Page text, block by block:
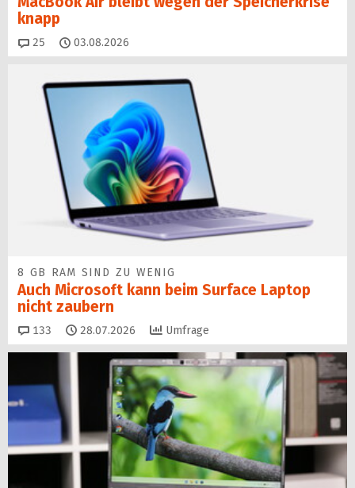
knapp
25 Kommentare
03.08.2026
8 GB RAM SIND ZU WENIG
Auch Microsoft kann beim Surface Laptop
nicht zaubern
133 Kommentare
28.07.2026 Umfrage